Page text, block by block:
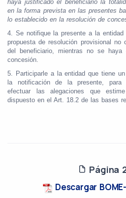
haya justificado el beneficiario la
en la forma prevista en las presentes
lo establecido en la resolución de
4. Se notifique la presente a la
propuesta de resolución provisional no
del beneficiario, mientras no se haya
concesión.
5. Participarle a la entidad que tiene
la notificación de la presente, para
efectuar las alegaciones que
dispuesto en el Art. 18.2 de las bases
Página
Descargar